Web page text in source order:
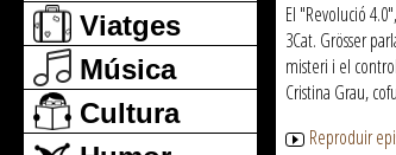
Viatges
Música
Cultura
El "Revolució
3Cat. Grösser
misteri i el
Cristina Grau,
Reproduir